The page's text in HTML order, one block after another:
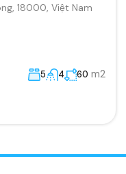
18000, Việt Nam
5 4 60 m2